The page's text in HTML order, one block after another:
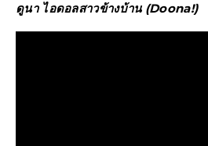
ดูนา ไอดอลสาวข้างบ้าน (Doona!)